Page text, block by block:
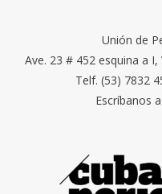
Unión de
Ave. 23 # 452 esquina a
Telf. (53) 7832
Escríbanos a